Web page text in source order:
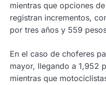
mientras que opciones
registran incrementos,
por tres años y 559
En el caso de choferes
mayor, llegando a 1,952
mientras que